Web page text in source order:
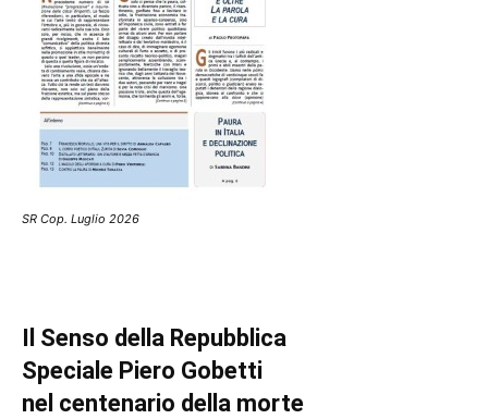
SR Cop. Luglio 2026
Il Senso della Repubblica
Speciale Piero Gobetti
nel centenario della morte